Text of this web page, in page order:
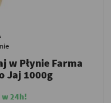
w Płynie Farma
Jaj 1000g
w 24h!